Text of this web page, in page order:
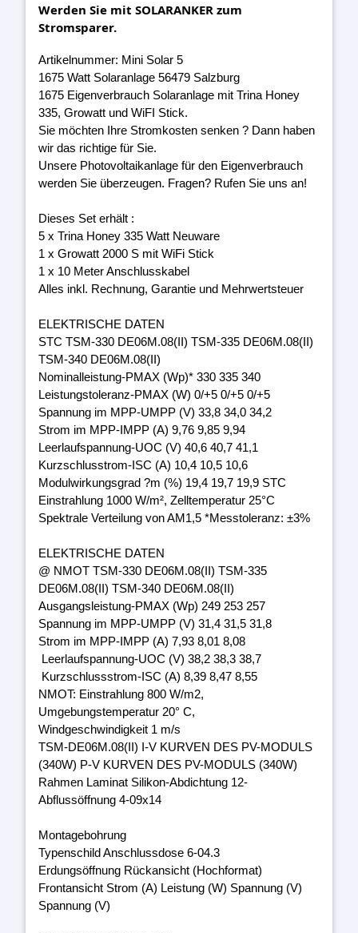
Werden Sie mit SOLARANKER zum
Stromsparer.
Artikelnummer: Mini Solar 5
1675 Watt Solaranlage 56479 Salzburg
1675 Eigenverbrauch Solaranlage mit Trina Honey
335, Growatt und WiFI Stick.
Sie möchten Ihre Stromkosten senken ? Dann haben
wir das richtige für Sie.
Unsere Photovoltaikanlage für den Eigenverbrauch
werden Sie überzeugen. Fragen? Rufen Sie uns an!
Dieses Set erhält :
5 x Trina Honey 335 Watt Neuware
1 x Growatt 2000 S mit WiFi Stick
1 x 10 Meter Anschlusskabel
Alles inkl. Rechnung, Garantie und Mehrwertsteuer
ELEKTRISCHE DATEN
STC TSM-330 DE06M.08(II) TSM-335 DE06M.08(II)
TSM-340 DE06M.08(II)
Nominalleistung-PMAX (Wp)* 330 335 340
Leistungstoleranz-PMAX (W) 0/+5 0/+5 0/+5
Spannung im MPP-UMPP (V) 33,8 34,0 34,2
Strom im MPP-IMPP (A) 9,76 9,85 9,94
Leerlaufspannung-UOC (V) 40,6 40,7 41,1
Kurzschlusstrom-ISC (A) 10,4 10,5 10,6
Modulwirkungsgrad ?m (%) 19,4 19,7 19,9 STC
Einstrahlung 1000 W/m², Zelltemperatur 25°C
Spektrale Verteilung von AM1,5 *Messtoleranz: ±3%
ELEKTRISCHE DATEN
@ NMOT TSM-330 DE06M.08(II) TSM-335
DE06M.08(II) TSM-340 DE06M.08(II)
Ausgangsleistung-PMAX (Wp) 249 253 257
Spannung im MPP-UMPP (V) 31,4 31,5 31,8
Strom im MPP-IMPP (A) 7,93 8,01 8,08
Leerlaufspannung-UOC (V) 38,2 38,3 38,7
Kurzschlussstrom-ISC (A) 8,39 8,47 8,55
NMOT: Einstrahlung 800 W/m2,
Umgebungstemperatur 20° C,
Windgeschwindigkeit 1 m/s
TSM-DE06M.08(II) I-V KURVEN DES PV-MODULS
(340W) P-V KURVEN DES PV-MODULS (340W)
Rahmen Laminat Silikon-Abdichtung 12-
Abflussöffnung 4-09x14
Montagebohrung
Typenschild Anschlussdose 6-04.3
Erdungsöffnung Rückansicht (Hochformat)
Frontansicht Strom (A) Leistung (W) Spannung (V)
Spannung (V)